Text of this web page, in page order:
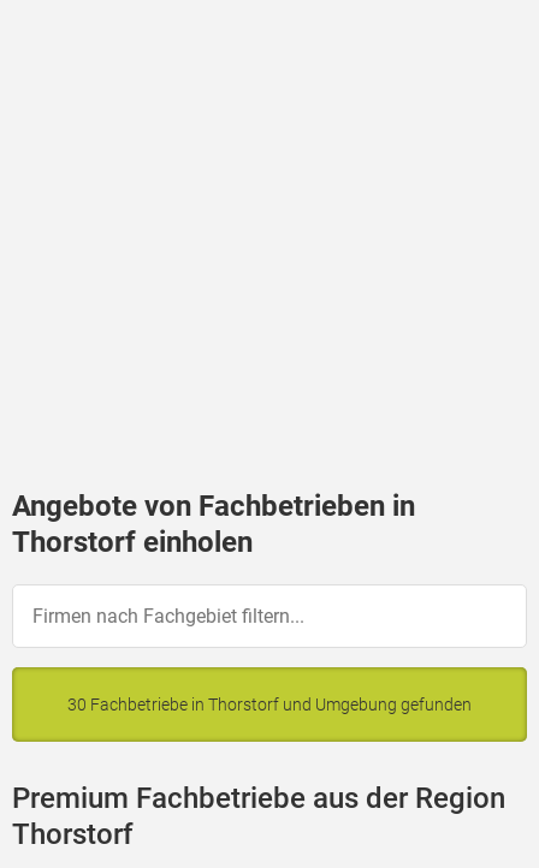
Angebote von Fachbetrieben in
Thorstorf einholen
30 Fachbetriebe in Thorstorf und Umgebung gefunden
Premium Fachbetriebe aus der Region
Thorstorf